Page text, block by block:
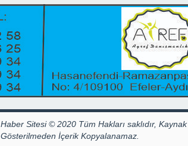
Haber Sitesi © 2020 Tüm Hakları saklıdır, Kaynak
Gösterilmeden İçerik Kopyalanamaz.